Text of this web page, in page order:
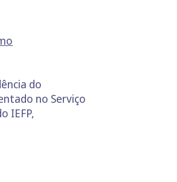
do
no Serviço
IEFP,